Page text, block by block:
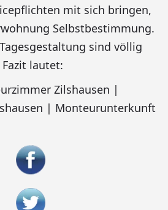
mit sich bringen,
Selbstbestimmung.
sind völlig
lautet:
Zilshausen |
| Monteurunterkunft